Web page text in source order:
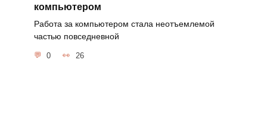
компьютером
Работа за компьютером стала неотъемлемой
частью повседневной
0 26